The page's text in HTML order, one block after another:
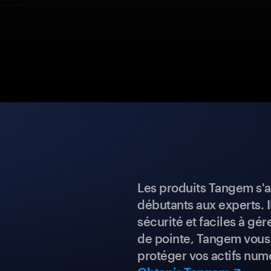
Les produits Tangem
débutants aux experts.
sécurité et faciles à
de pointe, Tangem
protéger vos actifs